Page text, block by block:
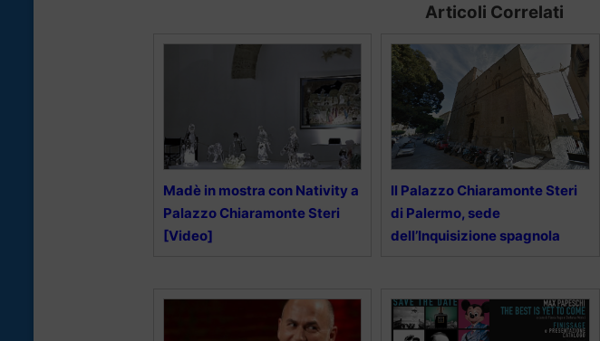
Articoli Correlati
Madè in mostra con Nativity a
Palazzo Chiaramonte Steri
[Video]
Il Palazzo Chiaramonte Steri
di Palermo, sede
dell’Inquisizione spagnola